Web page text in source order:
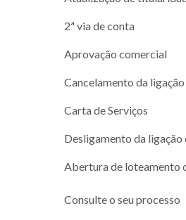
2ª via de conta
Aprovação comercial
Cancelamento da
Carta de Serviços
Desligamento da ligação
Abertura de loteamento
Consulte o seu processo